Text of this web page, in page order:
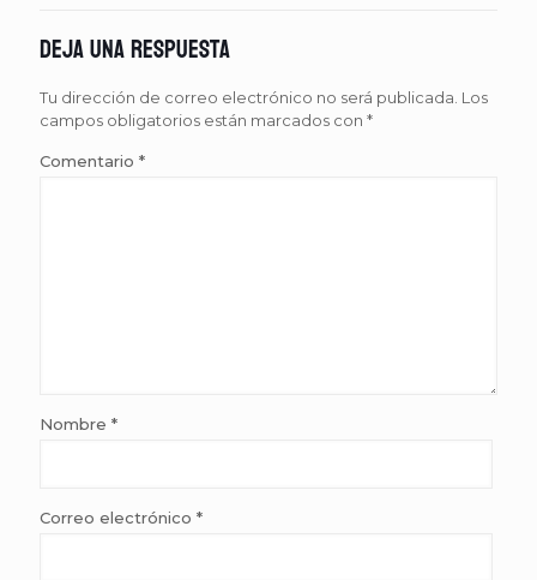
Deja una respuesta
Tu dirección de correo electrónico no será publicada. Los
campos obligatorios están marcados con *
Comentario *
Nombre *
Correo electrónico *